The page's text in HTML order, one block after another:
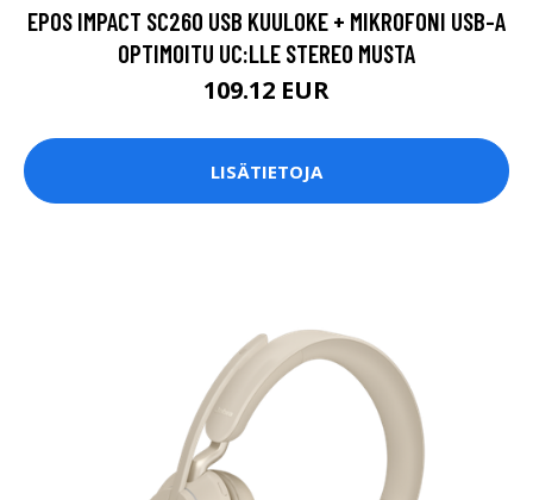
EPOS IMPACT SC260 USB KUULOKE + MIKROFONI USB-A
OPTIMOITU UC:LLE STEREO MUSTA
109.12 EUR
LISÄTIETOJA